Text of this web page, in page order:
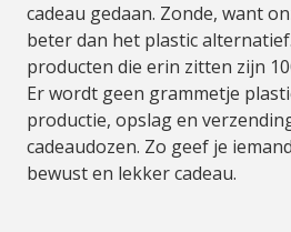
cadeau gedaan. Zonde, want
beter dan het plastic
producten die erin zitten zijn
Er wordt geen grammetje
productie, opslag en
cadeaudozen. Zo geef je
bewust en lekker cadeau.